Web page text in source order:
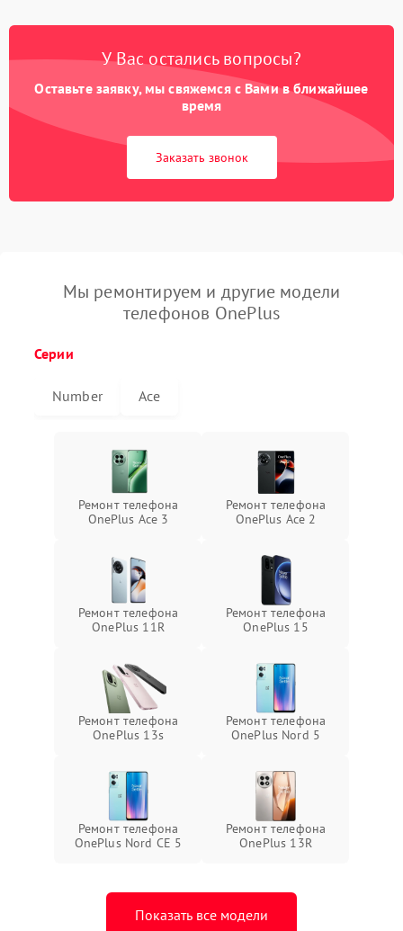
У Вас остались вопросы?
Оставьте заявку, мы свяжемся с Вами в ближайшее
время
Заказать звонок
Мы ремонтируем и другие модели
телефонов OnePlus
Серии
Number Ace
Ремонт телефона
OnePlus Ace 3
Ремонт телефона
OnePlus Ace 2
Ремонт телефона
OnePlus 11R
Ремонт телефона
OnePlus 15
Ремонт телефона
OnePlus 13s
Ремонт телефона
OnePlus Nord 5
Ремонт телефона
OnePlus Nord CE 5
Ремонт телефона
OnePlus 13R
Показать все модели